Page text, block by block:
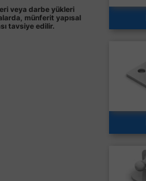
veya darbe yükleri
münferit yapısal
tavsiye edilir.